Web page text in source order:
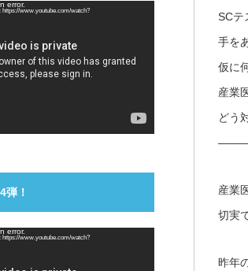
SCテ
手を
仮に
産業
どう
産業
切実
昨年
error.
www.youtube.com/watch?
弾！
error.
www.youtube.com/watch?